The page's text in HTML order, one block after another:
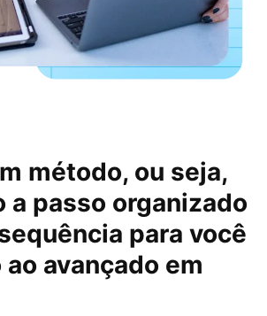
método, ou seja,
a passo organizado
para você
avançado em